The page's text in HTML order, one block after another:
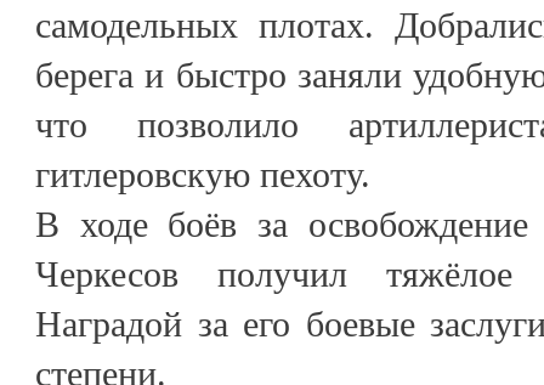
самодельных плотах.
берега и быстро заняли
что позволило
гитлеровскую пехоту.
В ходе боёв за
Черкесов получил тяжёлое
Наградой за его боевые
степени.